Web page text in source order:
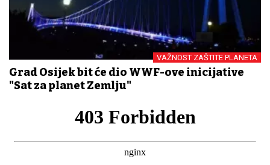
VAŽNOST ZAŠTITE PLANETA
Grad Osijek bit će dio WWF-ove inicijative
"Sat za planet Zemlju"